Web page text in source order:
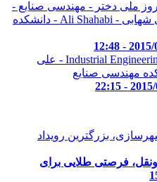
2015/08/
2015/08/
فرصتی طلایی برای